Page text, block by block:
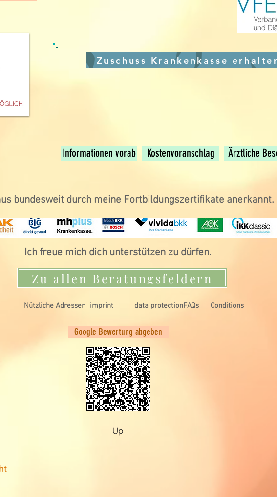
Zuschuss Krankenkasse
bitte
bitte
Informationen vorab Kostenvoranschlag Ärztliche
bundesweit durch meine Fortbildungszertifikate anerkannt.
Ich freue mich dich unterstützen zu dürfen.
Zu allen Beratungsfeldern
Nützliche Adressen imprint data protectionFAQs Conditions
Google Bewertung abgeben
Up